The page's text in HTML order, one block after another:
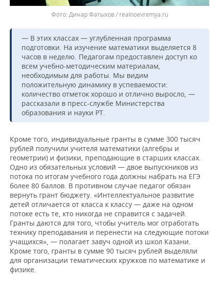
Динар Фатыхов / realnoevremya.ru
— В этих классах — углубленная программа
подготовки. На изучение математики выделяется 8
часов в неделю. Педагогам предоставлен доступ ко
всем учебно-методическим материалам,
необходимым для работы. Мы видим
положительную динамику в успеваемости:
количество отметок хорошо и отлично выросло, —
рассказали в пресс-службе Министерства
образования и науки РТ.
Кроме того, индивидуальные гранты в сумме 300 тысяч
рублей получили учителя математики (алгебры и
геометрии) и физики, преподающие в старших классах.
Одно из обязательных условий — двое выпускников из
потока по итогам учебного года должны набрать на ЕГЭ
более 80 баллов. В противном случае педагог обязан
вернуть грант бюджету. «Интеллектуальное развитие
детей отличается от класса к классу — даже на одном
потоке есть те, кто никогда не справится с задачей.
Гранты даются для того, чтобы учитель мог отработать
технику преподавания и перенести на следующие потоки
учащихся», — полагает завуч одной из школ Казани.
Кроме того, гранты в сумме 90 тысяч рублей выделяли
для организации тематических кружков по математике и
физике.